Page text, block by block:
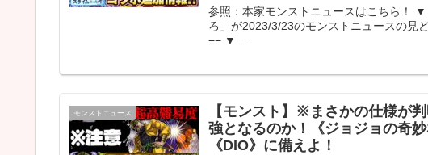
参照：本家モンストニュースはこちら！
ろ」が2023/3/23のモンストニュースの見
−− ▼ ...
モンストニュース
【モンスト】※まさかの仕様が
強となるのか！《ジョジョの奇
《DIO》に備えよ！